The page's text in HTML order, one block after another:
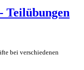
Teilübungen
bei verschiedenen